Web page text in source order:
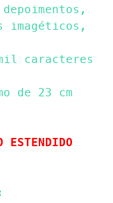
imagéticos,
caracteres
de 23 cm